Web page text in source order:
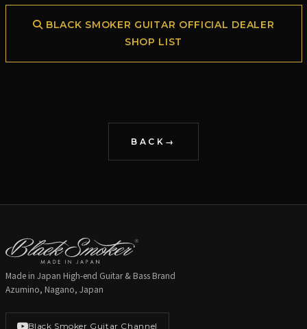
BLACK SMOKER GUITAR OFFICIAL DEALER
SHOP LIST
BACK
Made in Japan High-end Guitar & Bass Brand
Azumino, Nagano, Japan
Black Smoker Guitar Channel